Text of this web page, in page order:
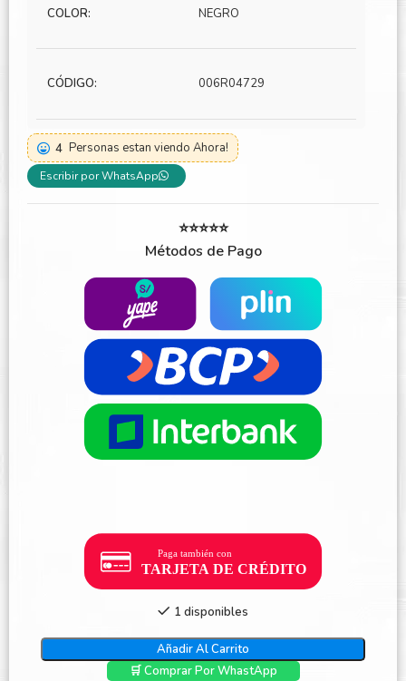
COLOR: NEGRO
CÓDIGO: 006R04729
4 Personas estan viendo Ahora!
Escribir por WhatsApp
⭐⭐⭐⭐⭐
Métodos de Pago
1 disponibles
Añadir Al Carrito
🛒 Comprar Por WhastApp